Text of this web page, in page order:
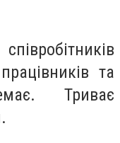
та
Триває